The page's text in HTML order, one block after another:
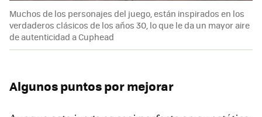
Muchos de los personajes del juego, están inspirados en los
verdaderos clásicos de los años 30, lo que le da un mayor aire
de autenticidad a Cuphead
Algunos puntos por mejorar